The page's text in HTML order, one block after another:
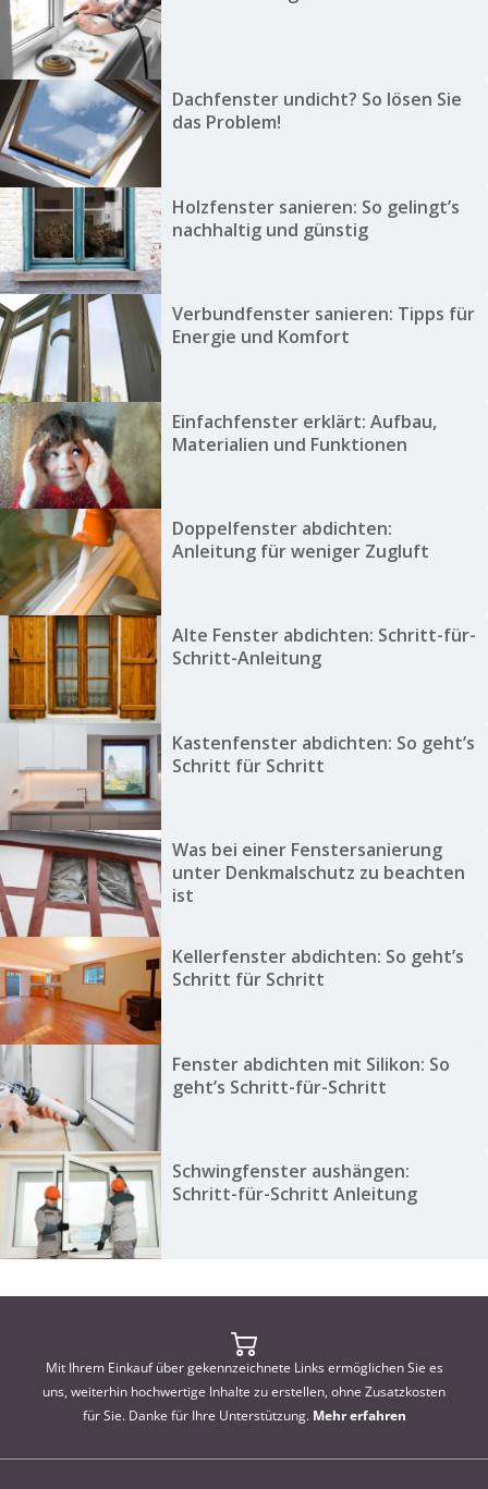
Dachfenster undicht? So lösen Sie
das Problem!
Holzfenster sanieren: So gelingt’s
nachhaltig und günstig
Verbundfenster sanieren: Tipps für
Energie und Komfort
Einfachfenster erklärt: Aufbau,
Materialien und Funktionen
Doppelfenster abdichten:
Anleitung für weniger Zugluft
Alte Fenster abdichten: Schritt-für-
Schritt-Anleitung
Kastenfenster abdichten: So geht’s
Schritt für Schritt
Was bei einer Fenstersanierung
unter Denkmalschutz zu beachten
ist
Kellerfenster abdichten: So geht’s
Schritt für Schritt
Fenster abdichten mit Silikon: So
geht’s Schritt-für-Schritt
Schwingfenster aushängen:
Schritt-für-Schritt Anleitung
Mit Ihrem Einkauf über gekennzeichnete Links ermöglichen Sie es
uns, weiterhin hochwertige Inhalte zu erstellen, ohne Zusatzkosten
für Sie. Danke für Ihre Unterstützung. Mehr erfahren